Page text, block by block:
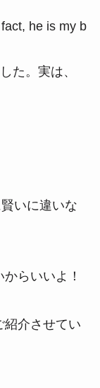
he is my b
た。実は、
いに違いな
らいいよ！
紹介させてい